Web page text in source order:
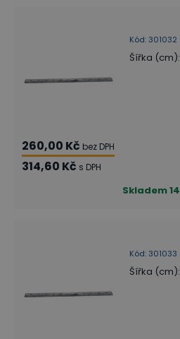
Kód: 301032
Šířka (cm):
260,00 Kč bez DPH
314,60 Kč s DPH
Skladem14
Kód: 301033
Šířka (cm):